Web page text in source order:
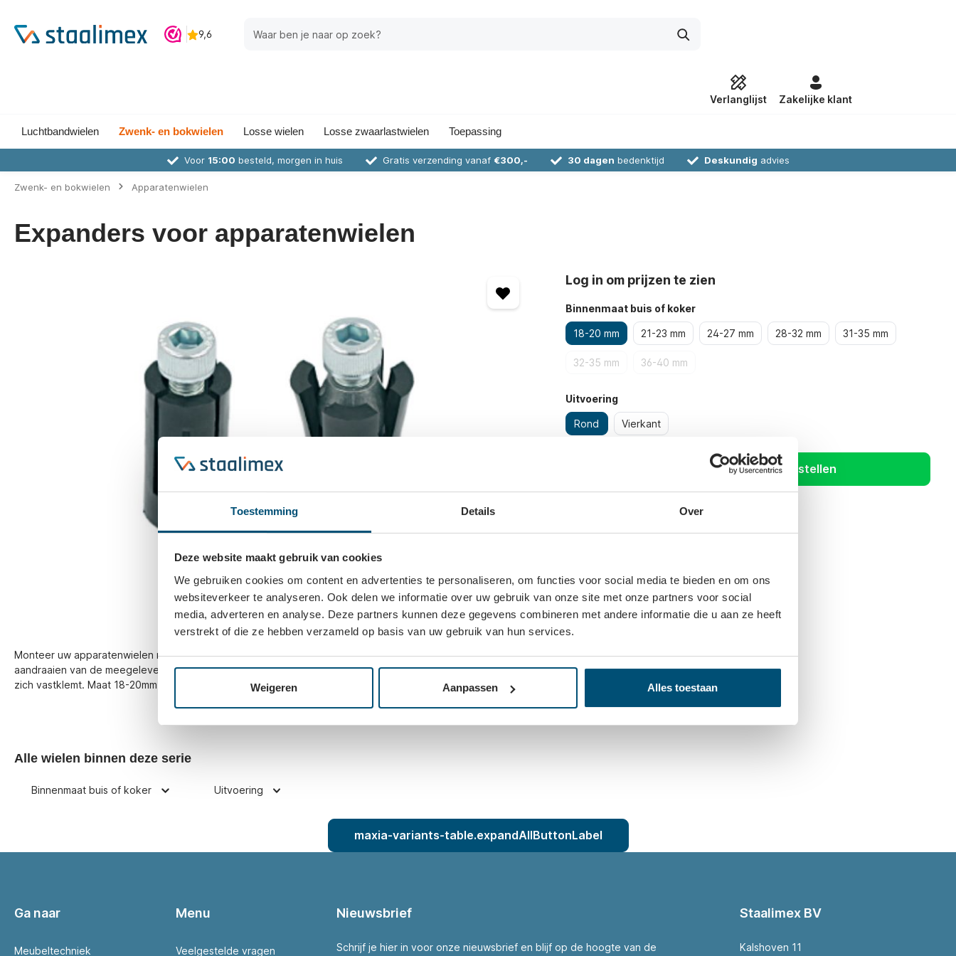
Toestemming Details Over
Deze website maakt gebruik van cookies
We gebruiken cookies om content en advertenties te personaliseren, om functies voor social media te bieden en om ons
websiteverkeer te analyseren. Ook delen we informatie over uw gebruik van onze site met onze partners voor social
media, adverteren en analyse. Deze partners kunnen deze gegevens combineren met andere informatie die u aan ze heeft
verstrekt of die ze hebben verzameld op basis van uw gebruik van hun services.
Weigeren Aanpassen Alles toestaan
Verlanglijst Zakelijke klant
Luchtbandwielen Zwenk- en bokwielen Losse wielen Losse zwaarlastwielen Toepassing
Voor 15:00 besteld, morgen in huis Gratis verzending vanaf €300,- 30 dagen bedenktijd Deskundig advies
Zwenk- en bokwielen Apparatenwielen
Expanders voor apparatenwielen
Log in om prijzen te zien
Binnenmaat buis of koker
18-20 mm 21-23 mm 24-27 mm 28-32 mm 31-35 mm
32-35 mm 36-40 mm
Uitvoering
Rond Vierkant
Bestellen
Monteer uw apparatenwielen met boutgat stevig met deze ronde en vierkante buis expanders. Met het
aandraaien van de meegeleverde M10 inbusbout zet deze ronde expander uit in de buis, waardoor deze
zich vastklemt. Maat 18-20mm.
Alle wielen binnen deze serie
Binnenmaat buis of koker Uitvoering
maxia-variants-table.expandAllButtonLabel
Staalimex BV
Kalshoven 11
Nieuwsbrief
Schrijf je hier in voor onze nieuwsbrief en blijf op de hoogte van de
Ga naar
Meubeltechniek
Menu
Veelgestelde vragen